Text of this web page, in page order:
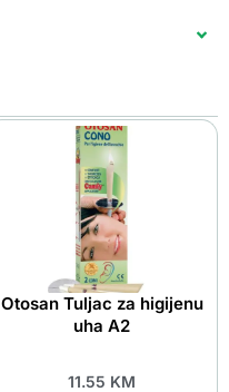
Otosan Tuljac za higijenu
uha A2
11.55 KM